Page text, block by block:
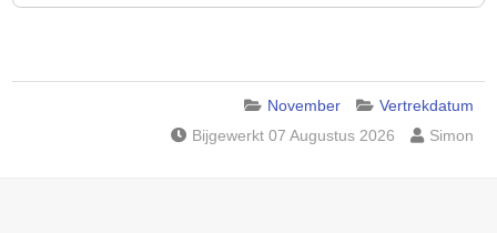
November
Vertrekdatum
Bijgewerkt 07 Augustus 2026
Simon